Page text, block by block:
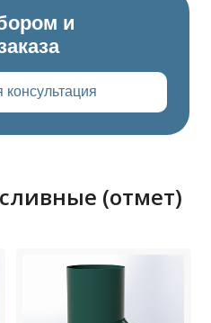
и
консультация
(отмет)